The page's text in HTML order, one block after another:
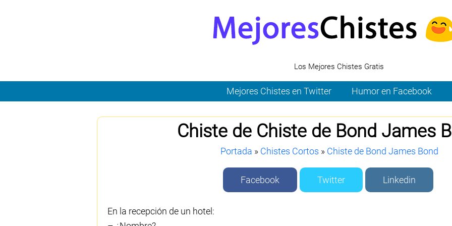
Los Mejores Chistes Gratis
Mejores Chistes en Twitter Humor en Facebook
Chiste de Chiste de Bond James
Portada » Chistes Cortos » Chiste de Bond James Bond
Facebook Twitter Linkedin
En la recepción de un hotel: